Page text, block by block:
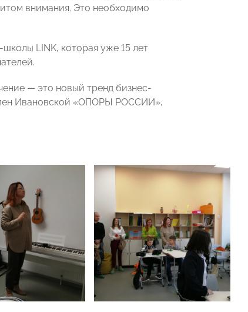
внимания. Это необходимо
LINK, которая уже 15 лет
— это новый тренд бизнес-
Ивановской «ОПОРЫ РОССИИ»,